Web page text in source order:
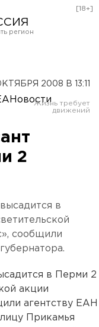
[18+]
2008 В 13:11
2
в
сообщили
в Перми 2
акции
агентству ЕАН
Прикамья